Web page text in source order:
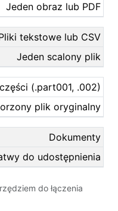
Jeden obraz lub PDF
tekstowe lub CSV
Jeden scalony plik
(.part001, .002)
plik oryginalny
Dokumenty
do udostępnienia
do łączenia